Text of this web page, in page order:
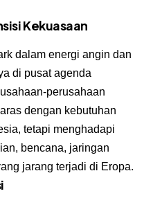
Kekuasaan
dalam energi angin dan
di pusat agenda
perusahaan
dengan kebutuhan
tetapi menghadapi
bencana, jaringan
jarang terjadi di Eropa.